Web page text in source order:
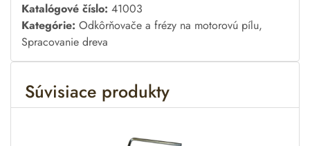
A
l
t
e
n
a
Katalógové číslo: 41003
Kategórie: Odkôrňovače a frézy na motorovú pílu,
Spracovanie dreva
Súvisiace produkty